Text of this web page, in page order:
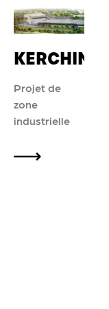
KERCHIN
Projet de
zone
industrielle